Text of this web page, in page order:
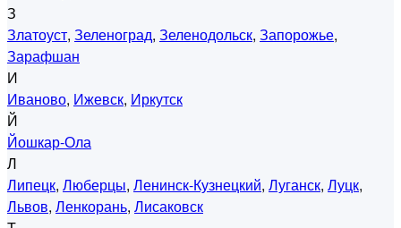
З
Златоуст, Зеленоград, Зеленодольск, Запорожье,
Зарафшан
И
Иваново, Ижевск, Иркутск
Й
Йошкар-Ола
Л
Липецк, Люберцы, Ленинск-Кузнецкий, Луганск, Луцк,
Львов, Ленкорань, Лисаковск